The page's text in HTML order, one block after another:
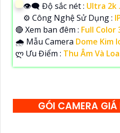
👁️‍🗨 Độ sắc nét : Ultra 2k .
⚙ Công Nghệ Sử Dụng :
🔴 Xem ban đêm : Full Color
🌧️ Mẫu Camera Dome Kim
️ლ Ưu Điểm : Thu Âm Và
GÓI CAMERA